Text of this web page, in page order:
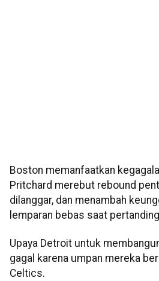
Boston memanfaatkan
Pritchard merebut rebound
dilanggar, dan menambah
lemparan bebas saat
Upaya Detroit untuk
gagal karena umpan mereka
Celtics.​​​​​​​